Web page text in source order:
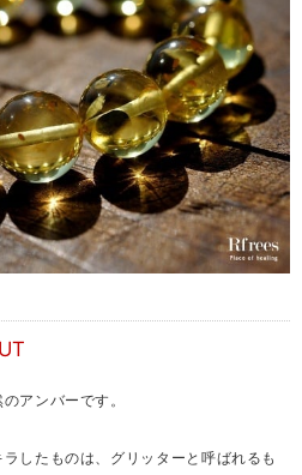
アンバーです。
したものは、グリッターと呼ばれるも